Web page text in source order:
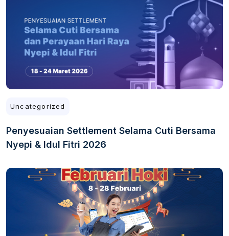
Uncategorized
Penyesuaian Settlement Selama Cuti Bersama
Nyepi & Idul Fitri 2026